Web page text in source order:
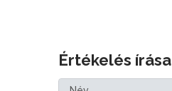
Értékelés írása